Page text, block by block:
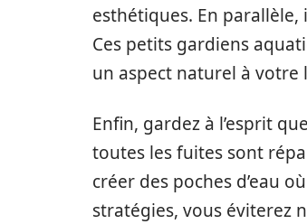
esthétiques. En
Ces petits gardiens
un aspect naturel à
Enfin, gardez à l’esprit
toutes les fuites sont
créer des poches d’eau
stratégies, vous éviterez